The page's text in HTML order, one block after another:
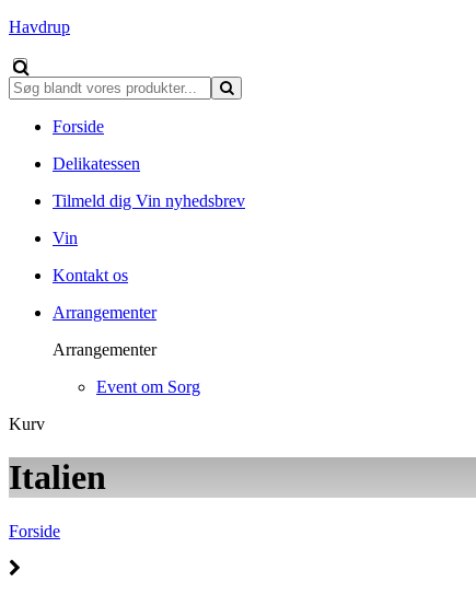
Havdrup
Forside
Delikatessen
Tilmeld dig Vin nyhedsbrev
Vin
Kontakt os
Arrangementer
Arrangementer
Event om Sorg
Kurv
Italien
Forside